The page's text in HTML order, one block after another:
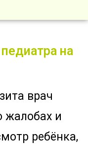
на
врач
жалобах и
ребёнка,